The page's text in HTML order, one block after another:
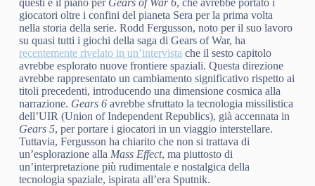
questi è il piano per Gears of War 6, che avrebbe portato i
giocatori oltre i confini del pianeta Sera per la prima volta
nella storia della serie. Rodd Fergusson, noto per il suo lavoro
su quasi tutti i giochi della saga di Gears of War, ha
recentemente rivelato in un’intervista che il sesto capitolo
avrebbe esplorato nuove frontiere spaziali. Questa direzione
avrebbe rappresentato un cambiamento significativo rispetto ai
titoli precedenti, introducendo una dimensione cosmica alla
narrazione. Gears 6avrebbe sfruttato la tecnologia missilistica
dell’UIR (Union of Independent Republics), già accennata in
Gears 5, per portare i giocatori in un viaggio interstellare.
Tuttavia, Fergusson ha chiarito che non si trattava di
un’esplorazione alla Mass Effect, ma piuttosto di
un’interpretazione più rudimentale e nostalgica della
tecnologia spaziale, ispirata all’era Sputnik.